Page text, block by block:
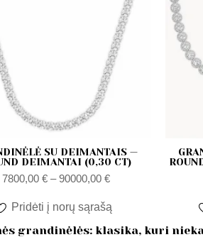
SU DEIMANTAIS —
DEIMANTAI (0,30 CT)
7800,00€ – 90000,00€
90000,00 €
Pridėti į norų sąrašą
grandinėlės: klasika, kuri